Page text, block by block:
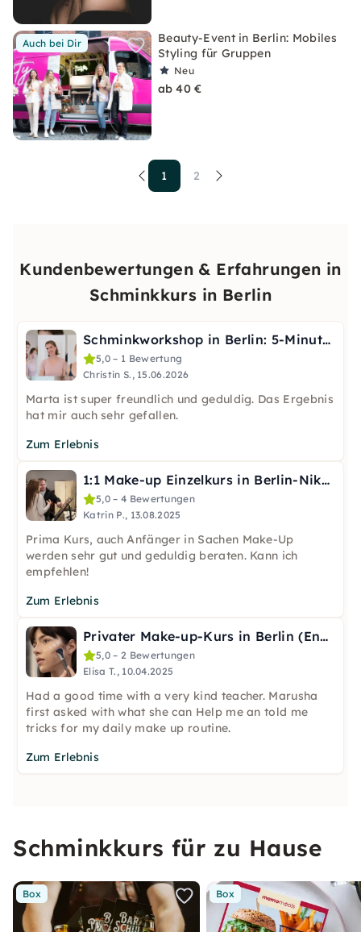
Auch bei Dir
Beauty-Event in Berlin: Mobiles
Styling für Gruppen
Neu
ab 40 €
1 2
Kundenbewertungen & Erfahrungen in
Schminkkurs in Berlin
Schminkworkshop in Berlin: 5-Minuten Frischelook
5,0 – 1 Bewertung
Christin S., 15.06.2026
Marta ist super freundlich und geduldig. Das Ergebnis
hat mir auch sehr gefallen.
Zum Erlebnis
1:1 Make-up Einzelkurs in Berlin-Nikolaiviertel
5,0 – 4 Bewertungen
Katrin P., 13.08.2025
Prima Kurs, auch Anfänger in Sachen Make-Up
werden sehr gut und geduldig beraten. Kann ich
empfehlen!
Zum Erlebnis
Privater Make-up-Kurs in Berlin (Englisch)
5,0 – 2 Bewertungen
Elisa T., 10.04.2025
Had a good time with a very kind teacher. Marusha
first asked with what she can Help me an told me
tricks for my daily make up routine.
Zum Erlebnis
Schminkkurs für zu Hause
Box Box